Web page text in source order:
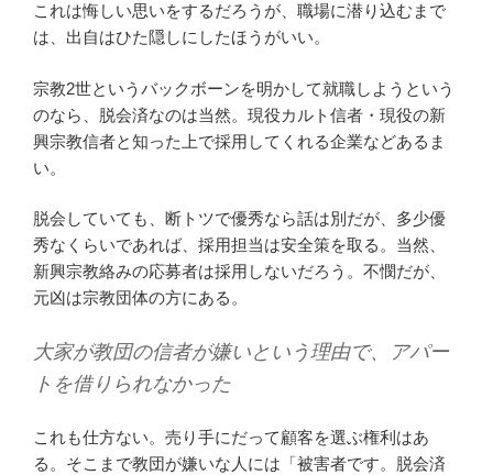
これは悔しい思いをするだろうが、職場に潜り込むまで
は、出自はひた隠しにしたほうがいい。
宗教2世というバックボーンを明かして就職しようという
のなら、脱会済なのは当然。現役カルト信者・現役の新
興宗教信者と知った上で採用してくれる企業などあるま
い。
脱会していても、断トツで優秀なら話は別だが、多少優
秀なくらいであれば、採用担当は安全策を取る。当然、
新興宗教絡みの応募者は採用しないだろう。不憫だが、
元凶は宗教団体の方にある。
大家が教団の信者が嫌いという理由で、アパー
トを借りられなかった
これも仕方ない。売り手にだって顧客を選ぶ権利はあ
る。そこまで教団が嫌いな人には「被害者です。脱会済